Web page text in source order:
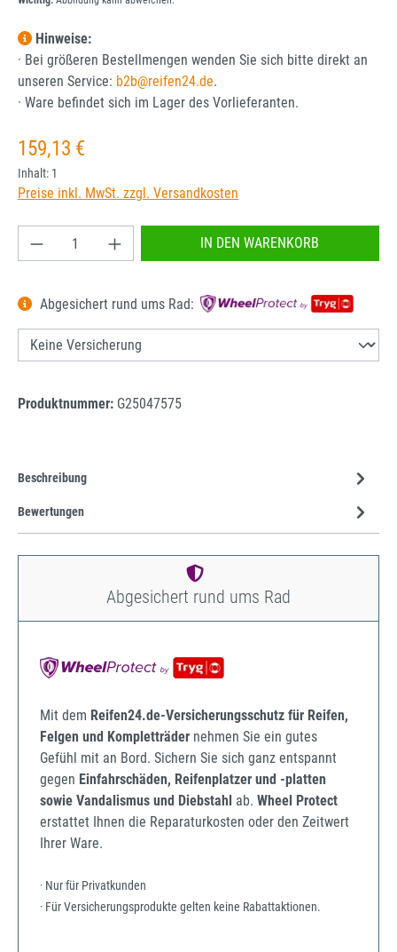
Hinweise:
· Bei größeren Bestellmengen wenden Sie sich bitte direkt an
unseren Service: b2b@reifen24.de.
· Ware befindet sich im Lager des Vorlieferanten.
Regulärer Preis:
159,13 €
Inhalt: 1
Preise inkl. MwSt. zzgl. Versandkosten
Produkt Anzahl: Gib den gewünschten Wert
IN DEN WARENKORB
Abgesichert rund ums Rad:
Produktnummer: G25047575
Beschreibung
Bewertungen
Abgesichert rund ums Rad
Mit dem Reifen24.de-Versicherungsschutz für Reifen,
Felgen und Kompletträder nehmen Sie ein gutes
Gefühl mit an Bord. Sichern Sie sich ganz entspannt
gegen Einfahrschäden, Reifenplatzer und -platten
sowie Vandalismus und Diebstahl ab. Wheel Protect
erstattet Ihnen die Reparaturkosten oder den Zeitwert
Ihrer Ware.
· Nur für Privatkunden
· Für Versicherungsprodukte gelten keine Rabattaktionen.